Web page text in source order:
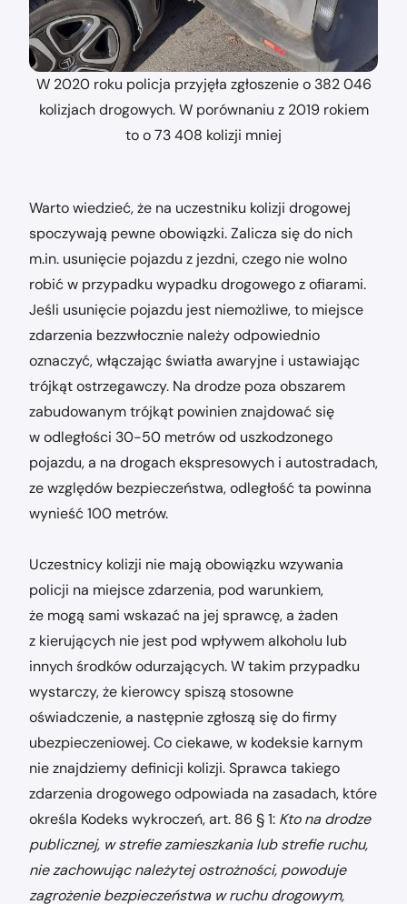
W 2020 roku policja przyjęła zgłoszenie o 382 046
kolizjach drogowych. W porównaniu z 2019 rokiem
to o 73 408 kolizji mniej
Warto wiedzieć, że na uczestniku kolizji drogowej
spoczywają pewne obowiązki. Zalicza się do nich
m.in. usunięcie pojazdu z jezdni, czego nie wolno
robić w przypadku wypadku drogowego z ofiarami.
Jeśli usunięcie pojazdu jest niemożliwe, to miejsce
zdarzenia bezzwłocznie należy odpowiednio
oznaczyć, włączając światła awaryjne i ustawiając
trójkąt ostrzegawczy. Na drodze poza obszarem
zabudowanym trójkąt powinien znajdować się
w odległości 30-50 metrów od uszkodzonego
pojazdu, a na drogach ekspresowych i autostradach,
ze względów bezpieczeństwa, odległość ta powinna
wynieść 100 metrów.
Uczestnicy kolizji nie mają obowiązku wzywania
policji na miejsce zdarzenia, pod warunkiem,
że mogą sami wskazać na jej sprawcę, a żaden
z kierujących nie jest pod wpływem alkoholu lub
innych środków odurzających. W takim przypadku
wystarczy, że kierowcy spiszą stosowne
oświadczenie, a następnie zgłoszą się do firmy
ubezpieczeniowej. Co ciekawe, w kodeksie karnym
nie znajdziemy definicji kolizji. Sprawca takiego
zdarzenia drogowego odpowiada na zasadach, które
określa Kodeks wykroczeń, art. 86 § 1: Kto na drodze
publicznej, w strefie zamieszkania lub strefie ruchu,
nie zachowując należytej ostrożności, powoduje
zagrożenie bezpieczeństwa w ruchu drogowym,